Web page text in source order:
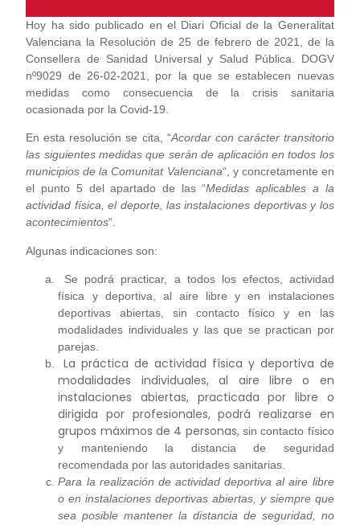
Hoy ha sido publicado en el Diari Oficial de la Generalitat
Valenciana la Resolución de 25 de febrero de 2021, de la
Consellera de Sanidad Universal y Salud Pública. DOGV
nº9029 de 26-02-2021, por la que se establecen nuevas
medidas como consecuencia de la crisis sanitaria
ocasionada por la Covid-19.
En esta resolución se cita, “Acordar con carácter transitorio
las siguientes medidas que serán de aplicación en todos los
municipios de la Comunitat Valenciana“, y concretamente en
el punto 5 del apartado de las “Medidas aplicables a la
actividad física, el deporte, las instalaciones deportivas y los
acontecimientos“.
Algunas indicaciones son:
Se podrá practicar, a todos los efectos, actividad
física y deportiva, al aire libre y en instalaciones
deportivas abiertas, sin contacto físico y en las
modalidades individuales y las que se practican por
parejas.
La práctica de actividad física y deportiva de
modalidades individuales, al aire libre o en
instalaciones abiertas, practicada por libre o
dirigida por profesionales, podrá realizarse en
grupos máximos de 4 personas,sin contacto físico
y manteniendo la distancia de seguridad
recomendada por las autoridades sanitarias.
Para la realización de actividad deportiva al aire libre
o en instalaciones deportivas abiertas, y siempre que
sea posible mantener la distancia de seguridad, no